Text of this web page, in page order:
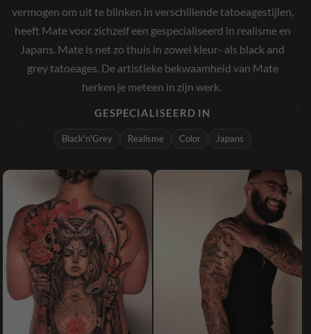
vermogen om uit te blinken in verschillende tatoeagestijlen,
heeft Mate voor zichzelf een gespecialiseerd in realisme en
Japans. Mate is net zo thuis in zowel kleur- als black and
grey tatoeages. De artistieke bekwaamheid van Mate
herken je meteen in zijn werk.
GESPECIALISEERD IN
Black'n'Grey Realisme Color Japans